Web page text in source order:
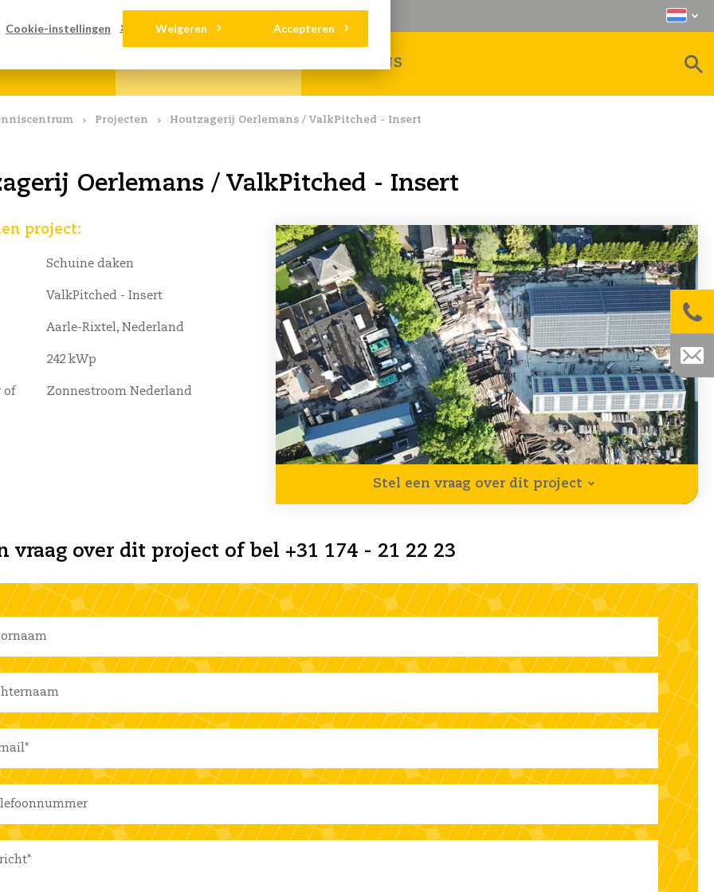
Cookie-instellingen Accepteren
Weigeren
OVER ONS
Projecten Houtzagerij Oerlemans / ValkPitched - Insert
Oerlemans / ValkPitched - Insert
Stel een vraag over dit project
project:
Schuine daken
ValkPitched - Insert
Aarle-Rixtel, Nederland
242 kWp
of Zonnestroom Nederland
vraag over dit project of bel +31 174 - 21 22 23